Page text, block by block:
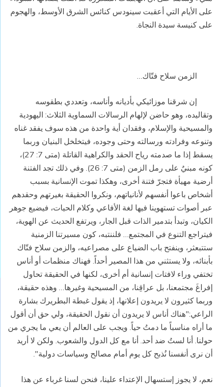
على الأيام التي أعقبت سينودس كنائس الشرق الأوسط، والهجوم
على كنيسة سيدة النجاة.
الزمن سلاح فتّاك…
إن شرقنا موزائيكي بأديانه وأناسه، وتعددي بطقوسه
وتقاليده، وهو حاضن لإلهام الرسالات السماوية الثلاث: اليهودية
والمسيحية والإسلام، وفقدان أية واحدة من هذه سوف يفقد غناه
وتنوعه وفرادته ورسالته وحتى وجوده، فيتخلخل البنيان وربما
يسقط إذا ما صدمته رياح الحقد والكراهية القاتلة (متى 7: 27)،
كونه مبنيٌ على رمل الزمن (متى 7: 26). وفي ذلك تجد الفتنة
أرضية مهيأة فتجرّ فتنة أخرى، وهكذا تموت الإنسانية بسبب
أشخاص باعوا أنفسهم لأنانياتهم، ونكروا الحقيقة بغيرتهم وحقدهم
عبر أصوات تستهوينا فيها لغة الأفاعي وكلام الحيات، فيضيع جوهر
الكيان، وتبدأ بتدمير الذات قبل الجار، ويرتفع الحديث عن الهوية،
فيتراجع التنوع في المجتمع… فلننتبه، كون مسيرتنا الزمنية
ستتبعثر، وينفتح باب الضياع على مصراعيه، والزمن سلاح فتّاك
بأبنائه، ولا يستثني من هذا المصير أحداً. فهناك منظمات أو أناس
تختفي وراء لافتات إنسانية أم أخرى، لكنها في الحقيقة تحاول
إفراغَ مجتمعنا، بل عراقِنا، من المسيحية وغيرها… وهذه حقيقة،
وربما كثيرون لا يريدون إعلانها، إذ يقول غبطة البطريرك بشارة
الراعي:"هناك أناس لا يريدون أن نقول الحقيقة، ولي حق أن أقول
ما أراه مناسباً ما دمتُ حياً. ويجب على العالم أن يعي ما يجري من
حولنا. أنا لستُ ضد أحد. أنا مع كل الدول والشعوب. ولكن لا أريد
أن نرى أنفسنا نُذبح كل يوم أمام مصالح وسياسات دولية".
نعم، لا يجوز إستسهال الإعتداء علينا، فنحن لسنا غرباء عن هذا